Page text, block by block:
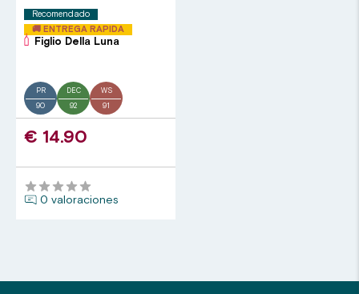
Recomendado
🚚 ENTREGA RAPIDA
Figlio Della Luna
PR
90
DEC
92
WS
91
€ 14.90
0 valoraciones